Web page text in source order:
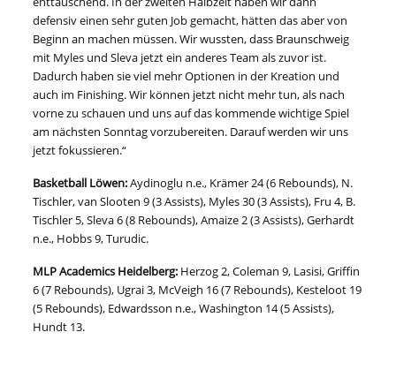
defensiv einen sehr guten Job gemacht, hätten das aber von
Beginn an machen müssen. Wir wussten, dass Braunschweig
mit Myles und Sleva jetzt ein anderes Team als zuvor ist.
Dadurch haben sie viel mehr Optionen in der Kreation und
auch im Finishing. Wir können jetzt nicht mehr tun, als nach
vorne zu schauen und uns auf das kommende wichtige Spiel
am nächsten Sonntag vorzubereiten. Darauf werden wir uns
jetzt fokussieren.“
Basketball Löwen:Aydinoglu n.e., Krämer 24 (6 Rebounds), N.
Tischler, van Slooten 9 (3 Assists), Myles 30 (3 Assists), Fru 4, B.
Tischler 5, Sleva 6 (8 Rebounds), Amaize 2 (3 Assists), Gerhardt
n.e., Hobbs 9, Turudic.
MLP Academics Heidelberg: Herzog 2, Coleman 9, Lasisi, Griffin
6 (7 Rebounds), Ugrai 3, McVeigh 16 (7 Rebounds), Kesteloot 19
(5 Rebounds), Edwardsson n.e., Washington 14 (5 Assists),
Hundt 13.